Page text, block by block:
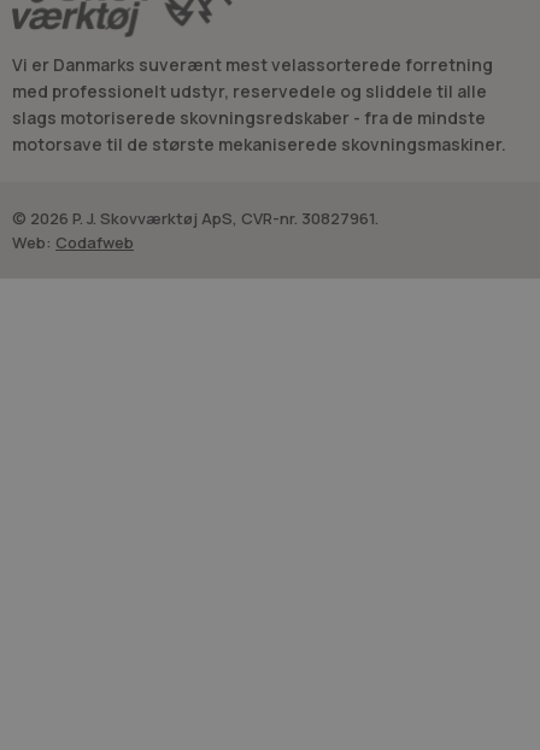
Vi er Danmarks suverænt mest velassorterede forretning
med professionelt udstyr, reservedele og sliddele til alle
slags motoriserede skovningsredskaber - fra de mindste
motorsave til de største mekaniserede skovningsmaskiner.
© 2026 P. J. Skovværktøj ApS, CVR-nr. 30827961.
Web: Codafweb